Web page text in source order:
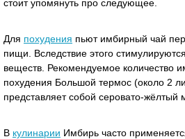
стоит упомянуть про следующее.
Для похудения пьют имбирный чай
пищи. Вследствие этого
веществ. Рекомендуемое количество
похудения Большой термос (около 2
представляет собой серовато-жёлтый
В кулинарии Имбирь часто